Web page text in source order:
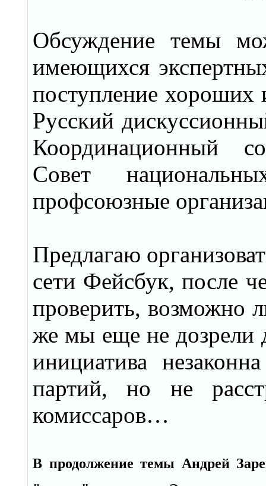
Обсуждение темы
имеющихся
поступление
Русский
Координационный
Совет
профсоюзные
Предлагаю
сети Фейсбук, после
проверить, возможно
же мы еще не дозрели
инициатива
партий, но не
комиссаров…
В продолжение темы Андрей